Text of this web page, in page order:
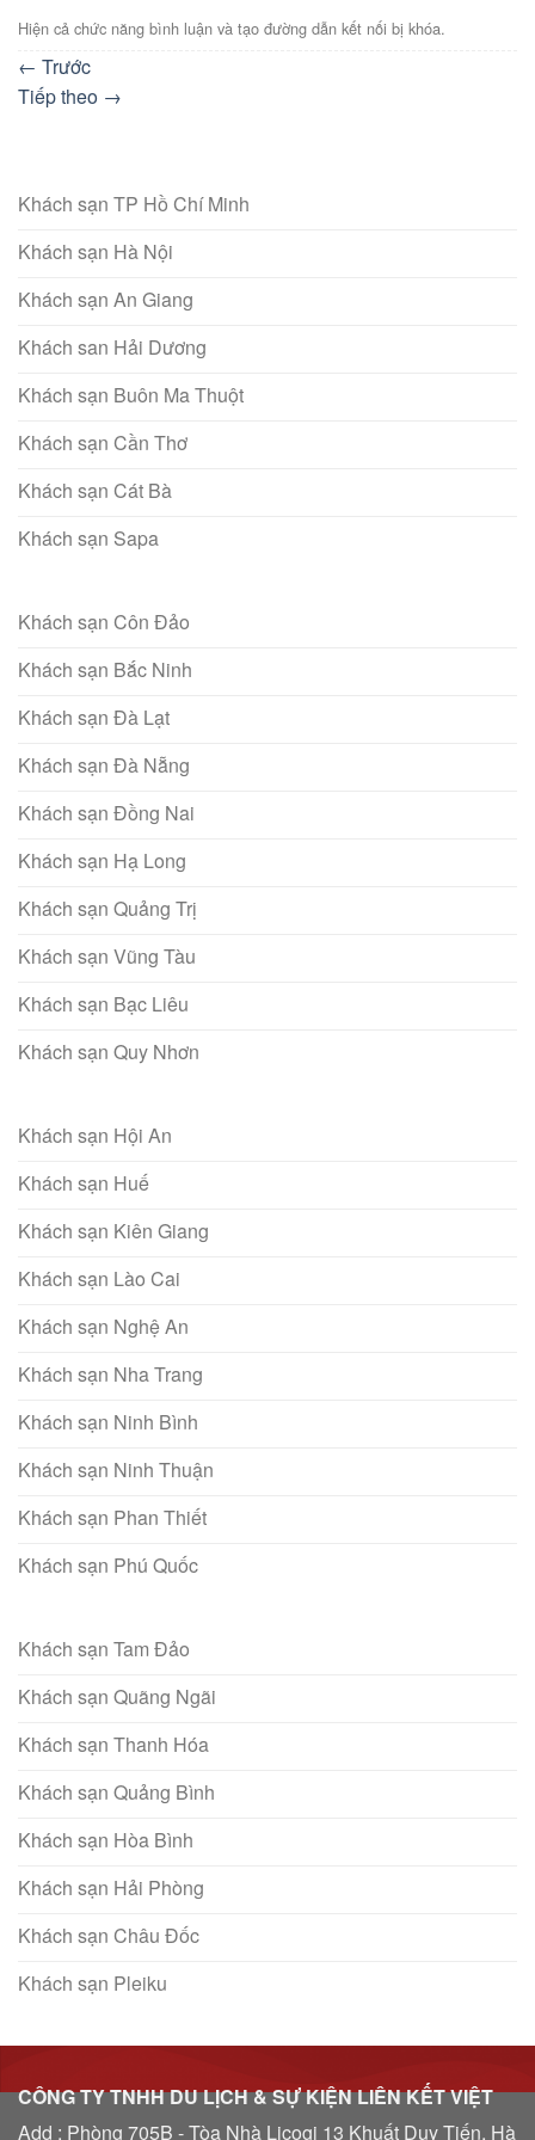
Hiện cả chức năng bình luận và tạo đường dẫn kết nối bị khóa.
← Trước
Tiếp theo →
Khách sạn TP Hồ Chí Minh
Khách sạn Hà Nội
Khách sạn An Giang
Khách san Hải Dương
Khách sạn Buôn Ma Thuột
Khách sạn Cần Thơ
Khách sạn Cát Bà
Khách sạn Sapa
Khách sạn Côn Đảo
Khách sạn Bắc Ninh
Khách sạn Đà Lạt
Khách sạn Đà Nẵng
Khách sạn Đồng Nai
Khách sạn Hạ Long
Khách sạn Quảng Trị
Khách sạn Vũng Tàu
Khách sạn Bạc Liêu
Khách sạn Quy Nhơn
Khách sạn Hội An
Khách sạn Huế
Khách sạn Kiên Giang
Khách sạn Lào Cai
Khách sạn Nghệ An
Khách sạn Nha Trang
Khách sạn Ninh Bình
Khách sạn Ninh Thuận
Khách sạn Phan Thiết
Khách sạn Phú Quốc
Khách sạn Tam Đảo
Khách sạn Quãng Ngãi
Khách sạn Thanh Hóa
Khách sạn Quảng Bình
Khách sạn Hòa Bình
Khách sạn Hải Phòng
Khách sạn Châu Đốc
Khách sạn Pleiku
CÔNG TY TNHH DU LỊCH & SỰ KIỆN LIÊN KẾT VIỆT
Add : Phòng 705B - Tòa Nhà Licogi 13 Khuất Duy Tiến, Hà